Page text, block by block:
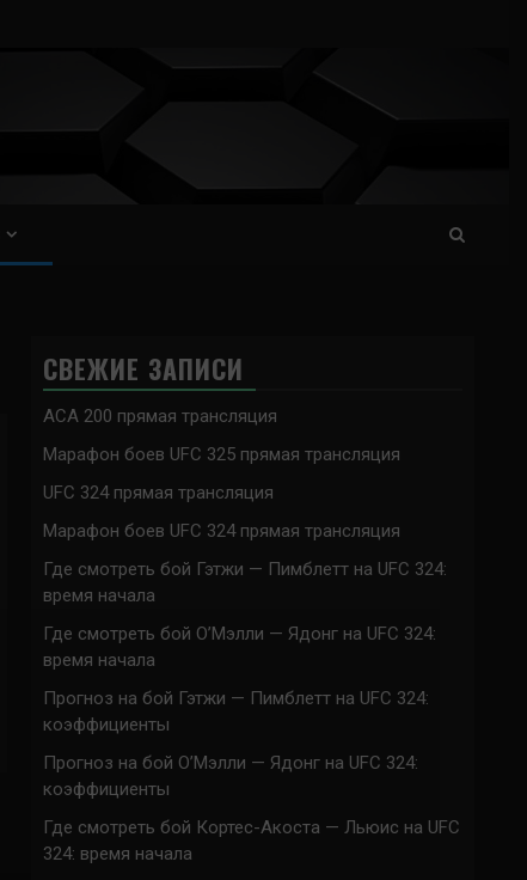
СВЕЖИЕ ЗАПИСИ
ACA 200 прямая трансляция
Марафон боев UFC 325 прямая трансляция
UFC 324 прямая трансляция
Марафон боев UFC 324 прямая трансляция
Где смотреть бой Гэтжи — Пимблетт на UFC 324:
время начала
Где смотреть бой О’Мэлли — Ядонг на UFC 324:
время начала
Прогноз на бой Гэтжи — Пимблетт на UFC 324:
коэффициенты
Прогноз на бой О’Мэлли — Ядонг на UFC 324:
коэффициенты
Где смотреть бой Кортес-Акоста — Льюис на UFC
324: время начала